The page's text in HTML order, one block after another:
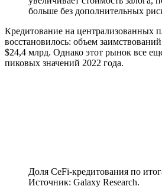
больше без дополнительных
Кредитование на централизованных
восстановилось: объем
$24,4 млрд. Однако этот рынок все
пиковых значений 2022 года.
Доля CeFi-кредитования по
Источник: Galaxy Research.